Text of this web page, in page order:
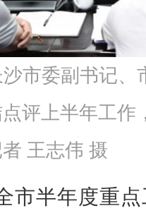
市委副书记
评上半年工作
王志伟 摄
市半年度重